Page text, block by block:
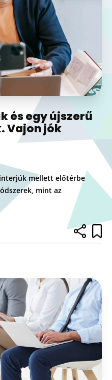
és egy újszerű
Vajon jók
mellett előtérbe
mint az